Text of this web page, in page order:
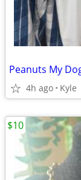
Peanuts My
4h ago Kyle
$10